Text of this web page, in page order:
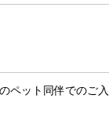
ペット同伴でのご入